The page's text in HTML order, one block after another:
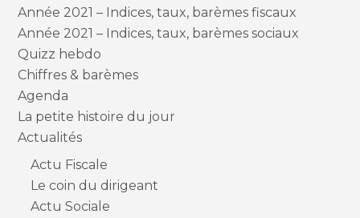
Année 2021 – Indices, taux, barèmes fiscaux
Année 2021 – Indices, taux, barèmes sociaux
Quizz hebdo
Chiffres & barèmes
Agenda
La petite histoire du jour
Actualités
Actu Fiscale
Le coin du dirigeant
Actu Sociale